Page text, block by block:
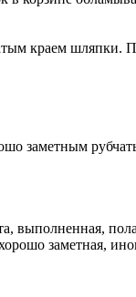
краем шляпки.
заметным
заметная,